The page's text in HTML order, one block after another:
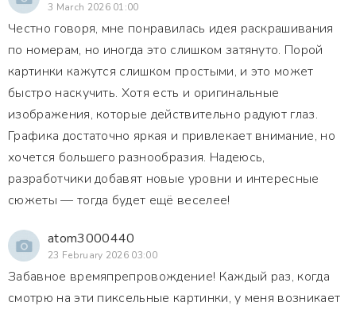
3 March 2026 01:00
Честно говоря, мне понравилась идея раскрашивания
по номерам, но иногда это слишком затянуто. Порой
картинки кажутся слишком простыми, и это может
быстро наскучить. Хотя есть и оригинальные
изображения, которые действительно радуют глаз.
Графика достаточно яркая и привлекает внимание, но
хочется большего разнообразия. Надеюсь,
разработчики добавят новые уровни и интересные
сюжеты — тогда будет ещё веселее!
atom3000440
23 February 2026 03:00
Забавное времяпрепровождение! Каждый раз, когда
смотрю на эти пиксельные картинки, у меня возникает